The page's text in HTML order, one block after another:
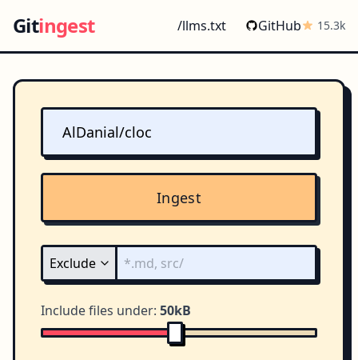
Gitingest /llms.txt GitHub 15.3k
Ingest
Include files under: 50kB